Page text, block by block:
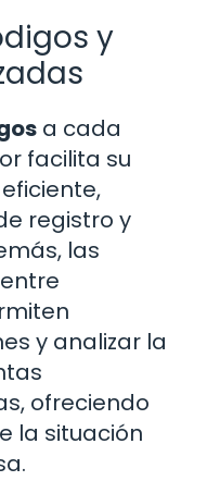
y
a cada
facilita su
registro y
las
entre
y analizar la
ofreciendo
la situación